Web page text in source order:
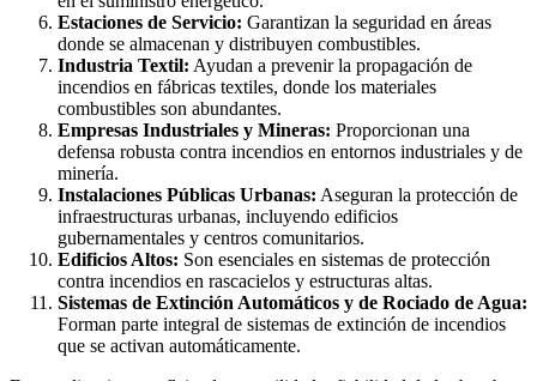
Estaciones de Servicio: Garantizan la seguridad en áreas
donde se almacenan y distribuyen combustibles.
Industria Textil: Ayudan a prevenir la propagación de
incendios en fábricas textiles, donde los materiales
combustibles son abundantes.
Empresas Industriales y Mineras: Proporcionan una
defensa robusta contra incendios en entornos industriales y de
minería.
Instalaciones Públicas Urbanas: Aseguran la protección de
infraestructuras urbanas, incluyendo edificios
gubernamentales y centros comunitarios.
Edificios Altos: Son esenciales en sistemas de protección
contra incendios en rascacielos y estructuras altas.
Sistemas de Extinción Automáticos y de Rociado de Agua:
Forman parte integral de sistemas de extinción de incendios
que se activan automáticamente.